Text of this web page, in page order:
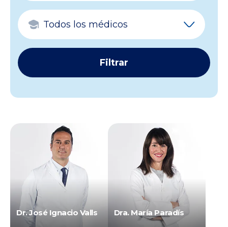
Dr. José Ignacio Valls Dra. María Paradís